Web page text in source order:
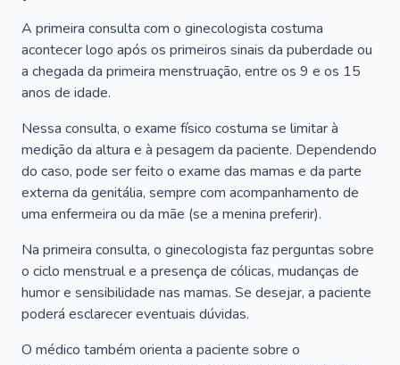
A primeira consulta com o ginecologista costuma
acontecer logo após os primeiros sinais da puberdade ou
a chegada da primeira menstruação, entre os 9 e os 15
anos de idade.
Nessa consulta, o exame físico costuma se limitar à
medição da altura e à pesagem da paciente. Dependendo
do caso, pode ser feito o exame das mamas e da parte
externa da genitália, sempre com acompanhamento de
uma enfermeira ou da mãe (se a menina preferir).
Na primeira consulta, o ginecologista faz perguntas sobre
o ciclo menstrual e a presença de cólicas, mudanças de
humor e sensibilidade nas mamas. Se desejar, a paciente
poderá esclarecer eventuais dúvidas.
O médico também orienta a paciente sobre o